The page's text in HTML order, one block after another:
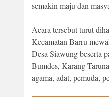
semakin maju dan
Acara tersebut turut
Kecamatan Barru
Desa Siawung beserta
Bumdes, Karang
agama, adat, pemuda,